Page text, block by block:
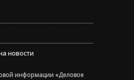
новости
информации «Деловое